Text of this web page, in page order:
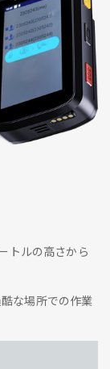
トルの高さから
な場所での作業